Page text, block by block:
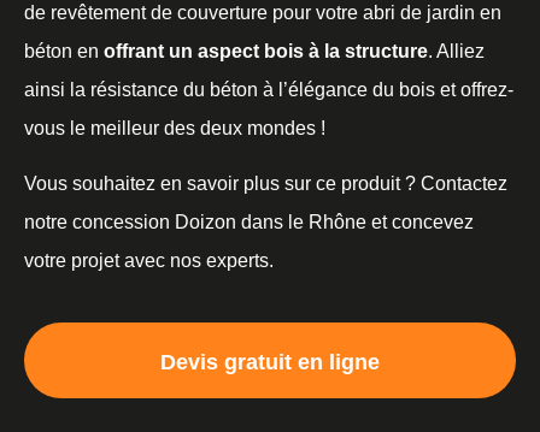
de revêtement de couverture pour votre abri de jardin en
béton en offrant un aspect bois à la structure. Alliez
ainsi la résistance du béton à l’élégance du bois et offrez-
vous le meilleur des deux mondes !
Vous souhaitez en savoir plus sur ce produit ? Contactez
notre concession Doizon dans le Rhône et concevez
votre projet avec nos experts.
Devis gratuit en ligne